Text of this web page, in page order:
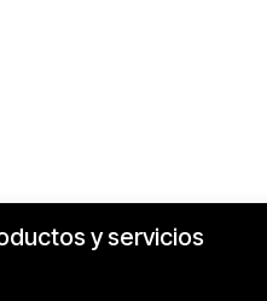
y servicios